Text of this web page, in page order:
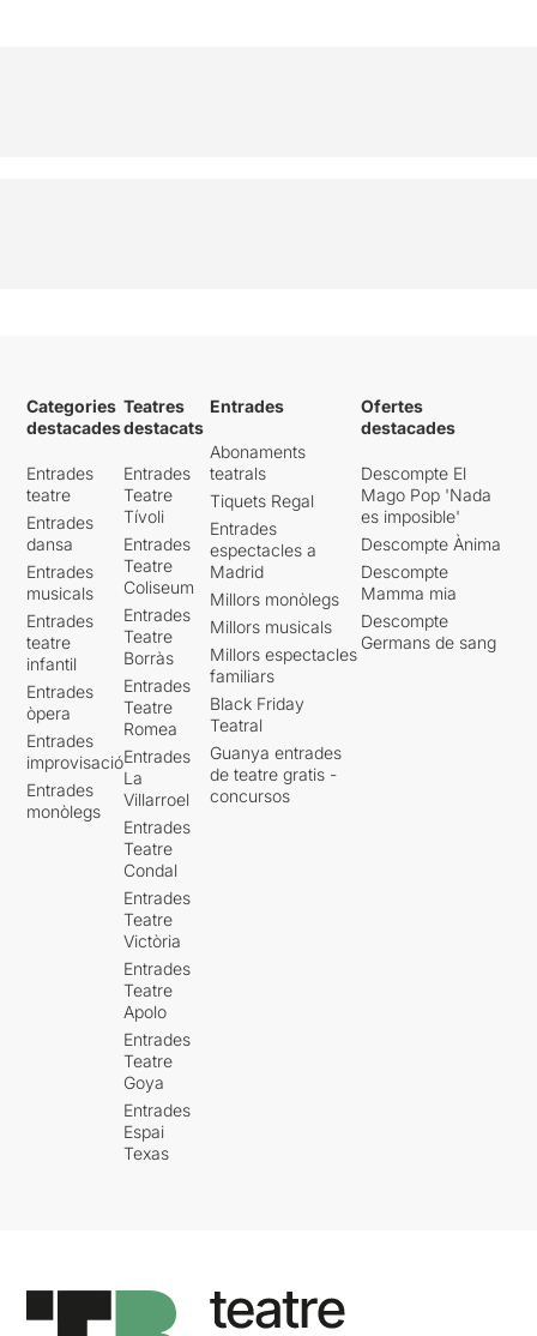
Categories
destacades
Entrades
teatre
Entrades
dansa
Entrades
musicals
Entrades
teatre
infantil
Entrades
òpera
Entrades
improvisació
Entrades
monòlegs
Teatres
destacats
Entrades
Teatre
Tívoli
Entrades
Teatre
Coliseum
Entrades
Teatre
Borràs
Entrades
Teatre
Romea
Entrades
La
Villarroel
Entrades
Teatre
Condal
Entrades
Teatre
Victòria
Entrades
Teatre
Apolo
Entrades
Teatre
Goya
Entrades
Espai
Texas
Entrades
Abonaments
teatrals
Tiquets Regal
Entrades
espectacles a
Madrid
Millors monòlegs
Millors musicals
Millors espectacles
familiars
Black Friday
Teatral
Guanya entrades
de teatre gratis -
concursos
Ofertes
destacades
Descompte El
Mago Pop 'Nada
es imposible'
Descompte Ànima
Descompte
Mamma mia
Descompte
Germans de sang